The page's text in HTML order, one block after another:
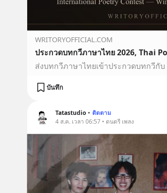
WRITORYOFFICIAL.COM
บันทึก
Tatastudio • ติดตาม
4 ส.ค. เวลา 06:57 • ดนตรี เพลง